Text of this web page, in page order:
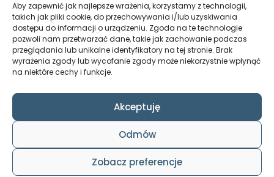
Aby zapewnić jak najlepsze wrażenia, korzystamy z technologii,
takich jak pliki cookie, do przechowywania i/lub uzyskiwania
dostępu do informacji o urządzeniu. Zgoda na te technologie
pozwoli nam przetwarzać dane, takie jak zachowanie podczas
przeglądania lub unikalne identyfikatory na tej stronie. Brak
wyrażenia zgody lub wycofanie zgody może niekorzystnie wpłynąć
na niektóre cechy i funkcje.
Akceptuję
Odmów
Zobacz preferencje
METODY PŁATNOŚCI
COPYRIGHT © 2024 by ADWENTO ŁUKASZ
WIECZOREK / ALL RIGHTS RESERVED
DESIGN & CODE BY
FOXSTUDIO